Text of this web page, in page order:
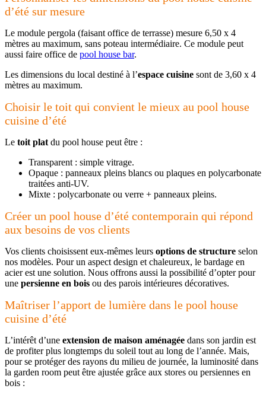
d’été sur mesure
Le module pergola (faisant office de terrasse) mesure 6,50 x 4
mètres au maximum, sans poteau intermédiaire. Ce module peut
aussi faire office de pool house bar.
Les dimensions du local destiné à l’espace cuisine sont de 3,60 x 4
mètres au maximum.
Choisir le toit qui convient le mieux au pool house
cuisine d’été
Le toit plat du pool house peut être :
Transparent : simple vitrage.
Opaque : panneaux pleins blancs ou plaques en polycarbonate
traitées anti-UV.
Mixte : polycarbonate ou verre + panneaux pleins.
Créer un pool house d’été contemporain qui répond
aux besoins de vos clients
Vos clients choisissent eux-mêmes leurs options de structure selon
nos modèles. Pour un aspect design et chaleureux, le bardage en
acier est une solution. Nous offrons aussi la possibilité d’opter pour
une persienne en bois ou des parois intérieures décoratives.
Maîtriser l’apport de lumière dans le pool house
cuisine d’été
L’intérêt d’une extension de maison aménagée dans son jardin est
de profiter plus longtemps du soleil tout au long de l’année. Mais,
pour se protéger des rayons du milieu de journée, la luminosité dans
la garden room peut être ajustée grâce aux stores ou persiennes en
bois :